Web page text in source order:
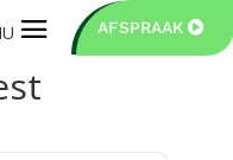
AFSPRAAK